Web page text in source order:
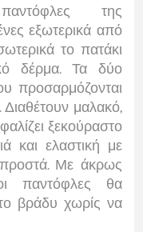
της
εξωτερικά από
το πατάκι
δέρμα. Τα δύο
προσαρμόζονται
μαλακό,
ξεκούραστο
και ελαστική με
Με άκρως
παντόφλες θα
βράδυ χωρίς να